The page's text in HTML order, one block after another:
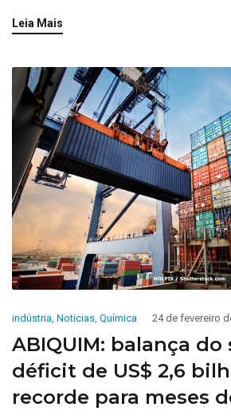
Leia Mais
indústria Noticias Química 24 de fevereiro
ABIQUIM: balança
déficit de US$ 2,6
recorde para meses